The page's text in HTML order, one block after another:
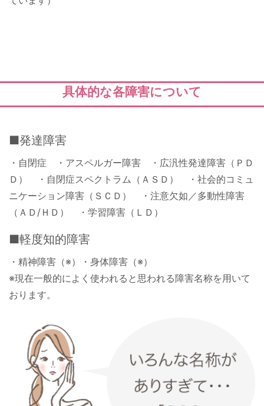
具体的な各障害について
■発達障害
・自閉症 ・アスペルガー障害 ・広汎性発達障害（ＰＤ
Ｄ） ・自閉症スペクトラム（ＡＳＤ） ・社会的コミュ
ニケーション障害（ＳＣＤ） ・注意欠如／多動性障害
（ＡＤ/ＨＤ） ・学習障害（ＬＤ）
■軽度知的障害
・精神障害（※）・身体障害（※）
※現在一般的によく使われると思われる障害名称を用いて
おります。